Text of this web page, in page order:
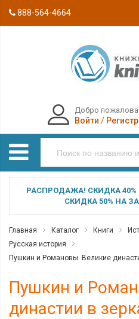
888-564-4664
Добро
Войти /
РАСПРОДАЖА! СКИДКА 40%
СКИДКА 50% НА
Главная Каталог Книги
Русская история
Пушкин и Романовы. Великие
Пушкин и
династии в